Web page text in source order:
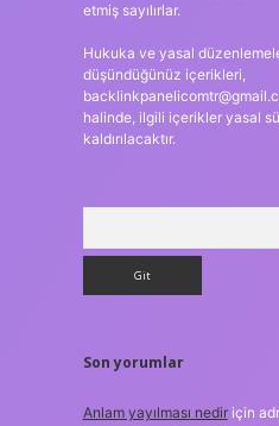
etmiş sayılırlar.
Hukuka ve yasal
düşündüğünüz içerikleri,
halinde, ilgili içerikler yasal
kaldırılacaktır.
Son yorumlar
Anlam yayılması nediriçin